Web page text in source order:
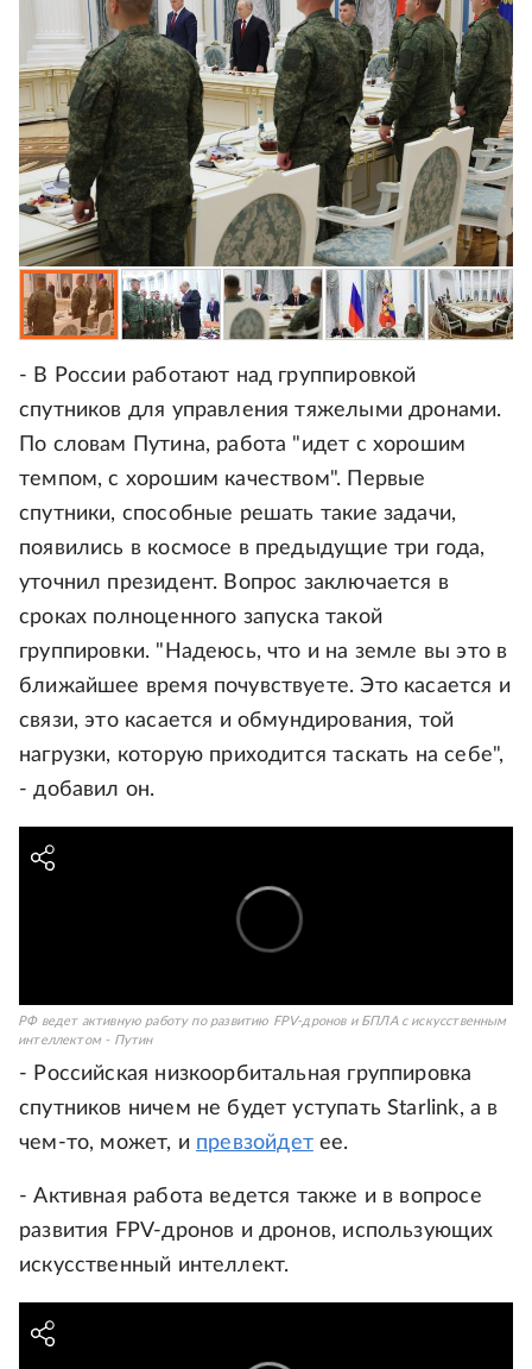
- В России работают над группировкой
спутников для управления тяжелыми дронами.
По словам Путина, работа "идет с хорошим
темпом, с хорошим качеством". Первые
спутники, способные решать такие задачи,
появились в космосе в предыдущие три года,
уточнил президент. Вопрос заключается в
сроках полноценного запуска такой
группировки. "Надеюсь, что и на земле вы это в
ближайшее время почувствуете. Это касается и
связи, это касается и обмундирования, той
нагрузки, которую приходится таскать на себе",
- добавил он.
РФ ведет активную работу по развитию FPV-дронов и БПЛА с искусственным
интеллектом - Путин
- Российская низкоорбитальная группировка
спутников ничем не будет уступать Starlink, а в
чем-то, может, и превзойдетее.
- Активная работа ведется также и в вопросе
развития FPV-дронов и дронов, использующих
искусственный интеллект.